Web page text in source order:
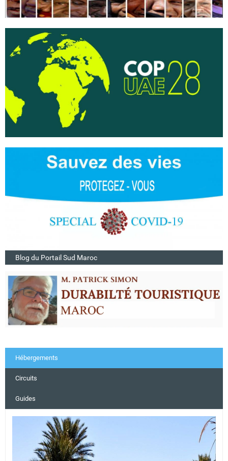
Blog du Portail Sud Maroc
Hébergements
Circuits
Guides